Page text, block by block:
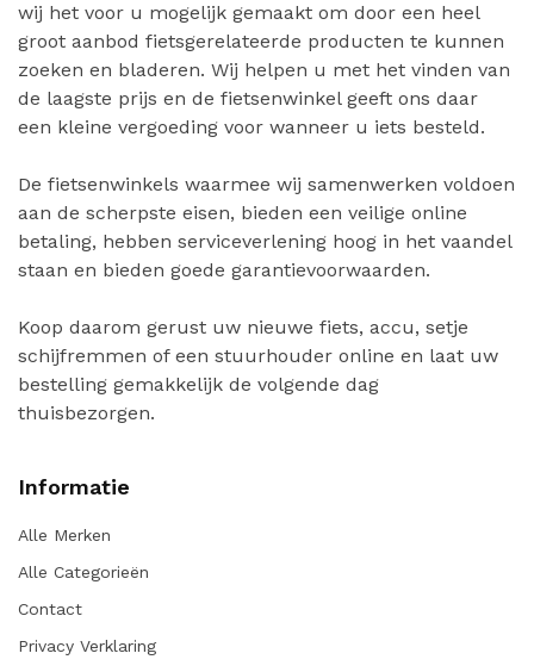
wij het voor u mogelijk gemaakt om door een heel
groot aanbod fietsgerelateerde producten te kunnen
zoeken en bladeren. Wij helpen u met het vinden van
de laagste prijs en de fietsenwinkel geeft ons daar
een kleine vergoeding voor wanneer u iets besteld.
De fietsenwinkels waarmee wij samenwerken voldoen
aan de scherpste eisen, bieden een veilige online
betaling, hebben serviceverlening hoog in het vaandel
staan en bieden goede garantievoorwaarden.
Koop daarom gerust uw nieuwe fiets, accu, setje
schijfremmen of een stuurhouder online en laat uw
bestelling gemakkelijk de volgende dag
thuisbezorgen.
Informatie
Alle Merken
Alle Categorieën
Contact
Privacy Verklaring